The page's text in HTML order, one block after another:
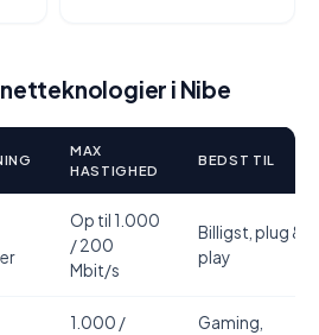
i Nibe
MAX
HASTIGHED
BEDST TIL
Op til 1.000
/ 200
Mbit/s
Billigst, plug &
play
1.000 /
Gaming,